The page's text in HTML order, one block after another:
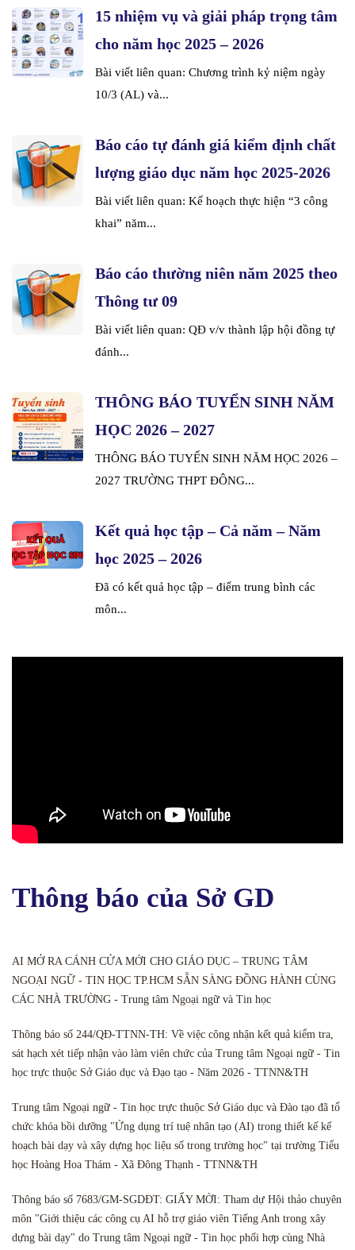
15 nhiệm vụ và giải pháp trọng tâm
cho năm học 2025 – 2026
Bài viết liên quan: Chương trình kỷ niệm ngày
10/3 (AL) và...
Báo cáo tự đánh giá kiểm định chất
lượng giáo dục năm học 2025-2026
Bài viết liên quan: Kế hoạch thực hiện “3 công
khai” năm...
Báo cáo thường niên năm 2025 theo
Thông tư 09
Bài viết liên quan: QĐ v/v thành lập hội đồng tự
đánh...
THÔNG BÁO TUYỂN SINH NĂM
HỌC 2026 – 2027
THÔNG BÁO TUYỂN SINH NĂM HỌC 2026 –
2027 TRƯỜNG THPT ĐÔNG...
Kết quả học tập – Cả năm – Năm
học 2025 – 2026
Đã có kết quả học tập – điểm trung bình các
môn...
Thông báo của Sở GD
AI MỞ RA CÁNH CỬA MỚI CHO GIÁO DỤC – TRUNG TÂM
NGOẠI NGỮ - TIN HỌC TP.HCM SẴN SÀNG ĐỒNG HÀNH CÙNG
CÁC NHÀ TRƯỜNG - Trung tâm Ngoại ngữ và Tin học
Thông báo số 244/QĐ-TTNN-TH: Về việc công nhận kết quả kiểm tra,
sát hạch xét tiếp nhận vào làm viên chức của Trung tâm Ngoại ngữ - Tin
học trực thuộc Sở Giáo dục và Đạo tạo - Năm 2026 - TTNN&TH
Trung tâm Ngoại ngữ - Tin học trực thuộc Sở Giáo dục và Đào tạo đã tổ
chức khóa bồi dưỡng "Ứng dụng trí tuệ nhân tạo (AI) trong thiết kế kế
hoạch bài dạy và xây dựng học liệu số trong trường học" tại trường Tiểu
học Hoàng Hoa Thám - Xã Đông Thạnh - TTNN&TH
Thông báo số 7683/GM-SGDĐT: GIẤY MỜI: Tham dự Hội thảo chuyên
môn "Giới thiệu các công cụ AI hỗ trợ giáo viên Tiếng Anh trong xây
dựng bài dạy" do Trung tâm Ngoại ngữ - Tin học phối hợp cùng Nhà